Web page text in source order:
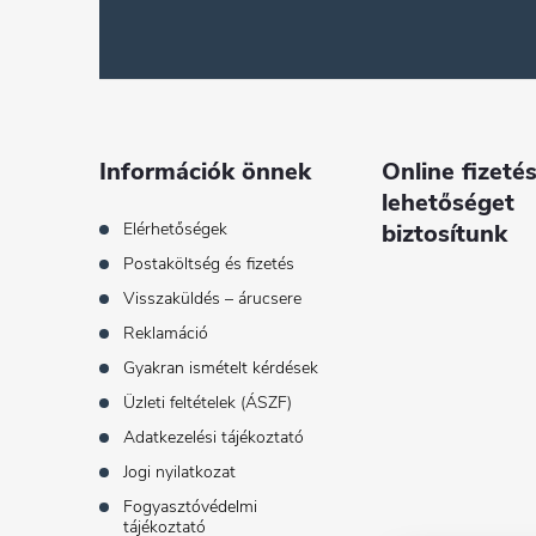
Információk önnek
Elérhetőségek
Postaköltség és fizetés
Visszaküldés – árucsere
Reklamáció
Gyakran ismételt kérdések
Üzleti feltételek (ÁSZF)
Adatkezelési tájékoztató
Jogi nyilatkozat
Fogyasztóvédelmi
tájékoztató
Online
lehetőséget
biztosítunk